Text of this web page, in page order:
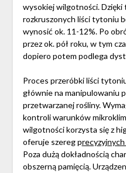
wysokiej wilgotności.
rozkruszonych liści tytoniu
wynosić ok. 11-12%. Po
przez ok. pół roku, w tym
dopiero potem podlega
Proces przeróbki liści
głównie na manipulowaniu
przetwarzanej rośliny.
kontroli warunków
wilgotności korzysta się z
oferuje szereg p
Poza dużą dokładnością
obszerną pamięcią.